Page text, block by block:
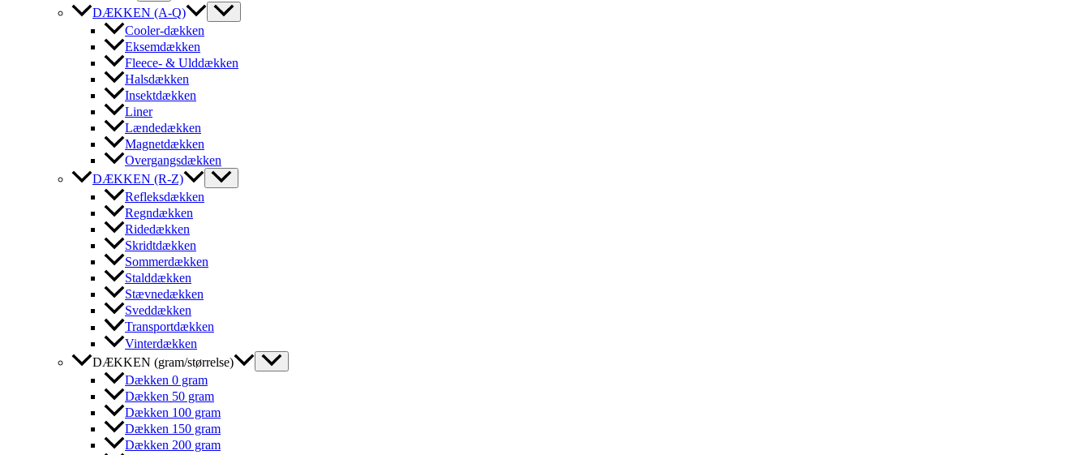
DÆKKEN (A-Q)
Cooler-dækken
Eksemdækken
Fleece- & Ulddækken
Halsdækken
Insektdækken
Liner
Lændedækken
Magnetdækken
Overgangsdækken
DÆKKEN (R-Z)
Refleksdækken
Regndækken
Ridedækken
Skridtdækken
Sommerdækken
Stalddækken
Stævnedækken
Sveddækken
Transportdækken
Vinterdækken
DÆKKEN (gram/størrelse)
Dækken 0 gram
Dækken 50 gram
Dækken 100 gram
Dækken 150 gram
Dækken 200 gram